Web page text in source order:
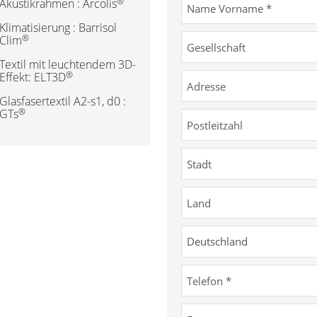
: Arcolis
: Barrisol
®
mit leuchtendem 3D-
ELT3D®
A2-s1, d0 :
®